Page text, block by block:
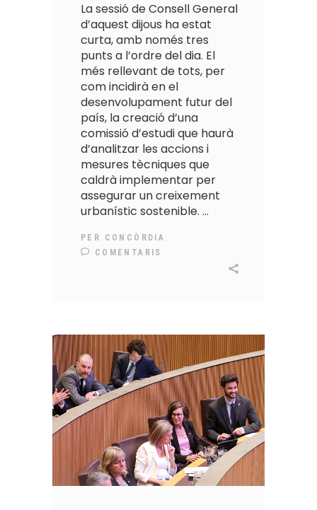
La sessió de Consell General
d’aquest dijous ha estat
curta, amb només tres
punts a l’ordre del dia. El
més rellevant de tots, per
com incidirà en el
desenvolupament futur del
país, la creació d’una
comissió d’estudi que haurà
d’analitzar les accions i
mesures tècniques que
caldrà implementar per
assegurar un creixement
urbanístic sostenible.
PER CONCÒRDIA
COMENTARIS